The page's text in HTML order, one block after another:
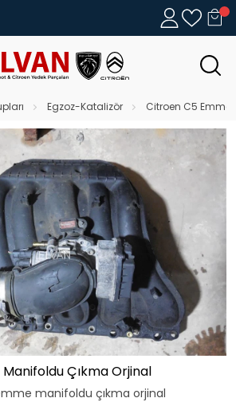
Egzoz-Katalizör Citroen C5 Emme
Çıkma Orjinal
manifoldu çıkma orjinal